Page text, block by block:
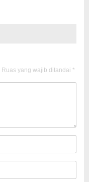
Ruas yang wajib ditandai *